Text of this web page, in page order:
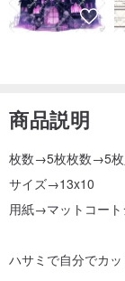
商品説明
枚数→5枚枚数→5枚
サイズ→13x10
用紙→マットコート
ハサミで自分でカ